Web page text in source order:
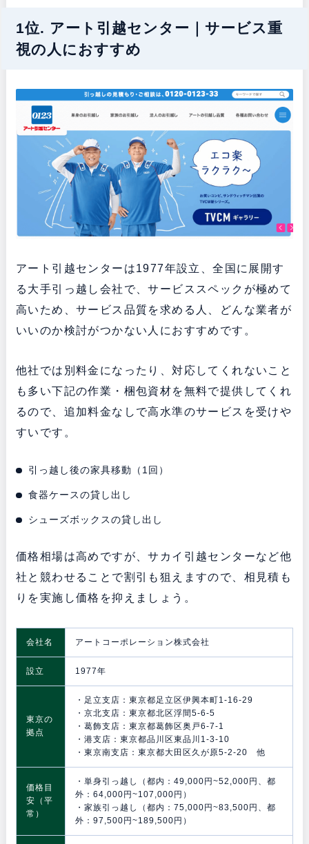
1位. アート引越センター｜サービス重
視の人におすすめ
アート引越センターは1977年設立、全国に展開す
る大手引っ越し会社で、サービススペックが極めて
高いため、サービス品質を求める人、どんな業者が
いいのか検討がつかない人におすすめです。
他社では別料金になったり、対応してくれないこと
も多い下記の作業・梱包資材を無料で提供してくれ
るので、追加料金なしで高水準のサービスを受けや
すいです。
引っ越し後の家具移動（1回）
食器ケースの貸し出し
シューズボックスの貸し出し
価格相場は高めですが、サカイ引越センターなど他
社と競わせることで割引も狙えますので、相見積も
りを実施し価格を抑えましょう。
会社名 アートコーポレーション株式会社
設立 1977年
東京の
拠点
・足立支店：東京都足立区伊興本町1-16-29
・京北支店：東京都北区浮間5-6-5
・葛飾支店：東京都葛飾区奥戸6-7-1
・港支店：東京都品川区東品川1-3-10
・東京南支店：東京都大田区久が原5-2-20 他
価格目
安（平
常）
・単身引っ越し（都内：49,000円~52,000円、都
外：64,000円~107,000円）
・家族引っ越し（都内：75,000円~83,500円、都
外：97,500円~189,500円）